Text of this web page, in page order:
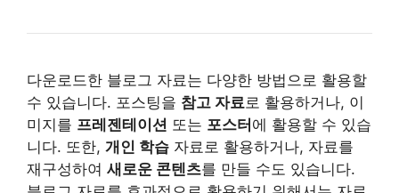
다운로드한 블로그 자료는 다양한 방법으로 활용할
수 있습니다. 포스팅을 참고 자료 로 활용하거나, 이
미지를 프레젠테이션 또는 포스터에 활용할 수 있습
니다. 또한, 개인 학습 자료로 활용하거나, 자료를
재구성하여 새로운 콘텐츠를 만들 수도 있습니다.